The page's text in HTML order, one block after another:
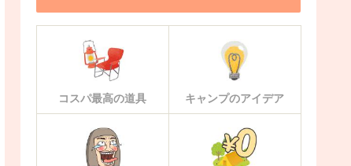
コスパ最高の道具 キャンプのアイデア